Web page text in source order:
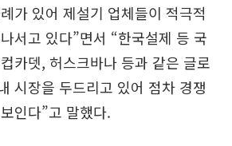
가 있어 제설기 업체들이 적극적
서고 있다”면서 “한국설제 등 국
카뎃, 허스크바나 등과 같은 글로
시장을 두드리고 있어 점차 경쟁
인다”고 말했다.